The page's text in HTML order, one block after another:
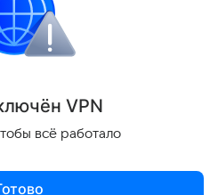
ён VPN
всё работало